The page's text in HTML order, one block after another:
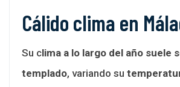
Cálido clima en
Su clima a lo largo del año suele
templado, variando su